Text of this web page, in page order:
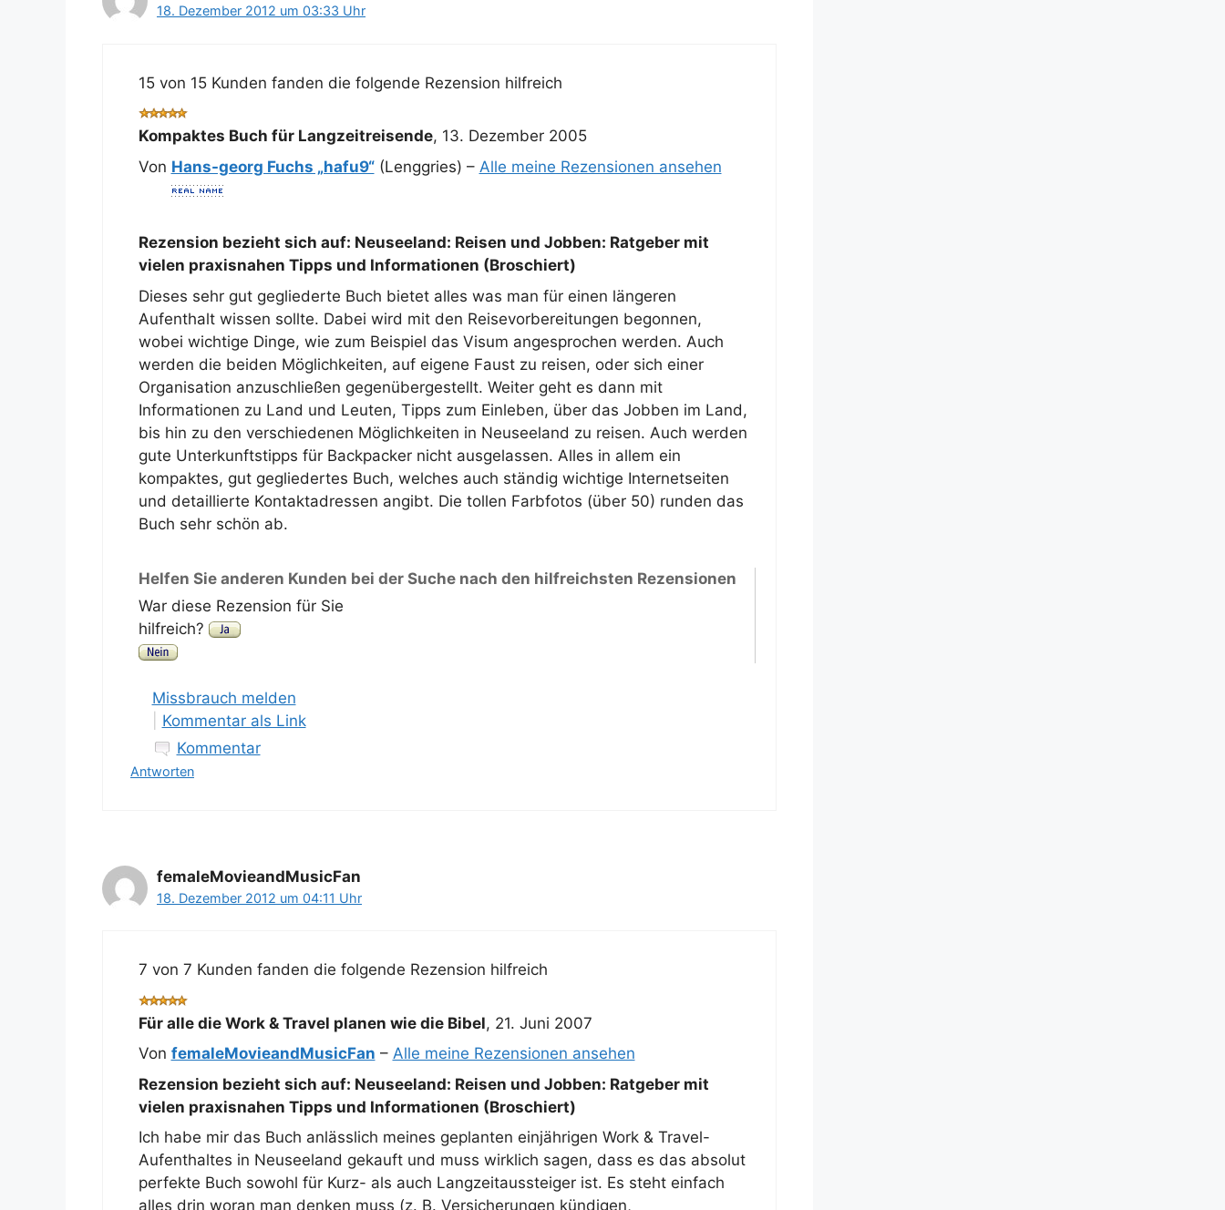
18. Dezember 2012 um 03:33 Uhr
15 von 15 Kunden fanden die folgende Rezension hilfreich
Kompaktes Buch für Langzeitreisende, 13. Dezember 2005
Von Hans-georg Fuchs „hafu9“(Lenggries) – Alle meine Rezensionen ansehen
Rezension bezieht sich auf: Neuseeland: Reisen und Jobben: Ratgeber mit
vielen praxisnahen Tipps und Informationen (Broschiert)
Dieses sehr gut gegliederte Buch bietet alles was man für einen längeren
Aufenthalt wissen sollte. Dabei wird mit den Reisevorbereitungen begonnen,
wobei wichtige Dinge, wie zum Beispiel das Visum angesprochen werden. Auch
werden die beiden Möglichkeiten, auf eigene Faust zu reisen, oder sich einer
Organisation anzuschließen gegenübergestellt. Weiter geht es dann mit
Informationen zu Land und Leuten, Tipps zum Einleben, über das Jobben im Land,
bis hin zu den verschiedenen Möglichkeiten in Neuseeland zu reisen. Auch werden
gute Unterkunftstipps für Backpacker nicht ausgelassen. Alles in allem ein
kompaktes, gut gegliedertes Buch, welches auch ständig wichtige Internetseiten
und detaillierte Kontaktadressen angibt. Die tollen Farbfotos (über 50) runden das
Buch sehr schön ab.
Helfen Sie anderen Kunden bei der Suche nach den hilfreichsten Rezensionen
War diese Rezension für Sie
hilfreich?
Missbrauch melden
Kommentar als Link
Kommentar
Antworten
femaleMovieandMusicFan
18. Dezember 2012 um 04:11 Uhr
7 von 7 Kunden fanden die folgende Rezension hilfreich
Für alle die Work & Travel planen wie die Bibel, 21. Juni 2007
Von femaleMovieandMusicFan – Alle meine Rezensionen ansehen
Rezension bezieht sich auf: Neuseeland: Reisen und Jobben: Ratgeber mit
vielen praxisnahen Tipps und Informationen (Broschiert)
Ich habe mir das Buch anlässlich meines geplanten einjährigen Work & Travel-
Aufenthaltes in Neuseeland gekauft und muss wirklich sagen, dass es das absolut
perfekte Buch sowohl für Kurz- als auch Langzeitaussteiger ist. Es steht einfach
alles drin woran man denken muss (z. B. Versicherungen kündigen,